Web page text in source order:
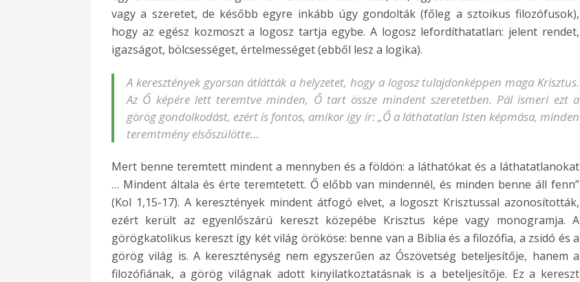
vagy a szeretet, de később egyre inkább úgy gondolták (főleg a sztoikus filozófusok),
hogy az egész kozmoszt a logosz tartja egybe. A logosz lefordíthatatlan: jelent rendet,
igazságot, bölcsességet, értelmességet (ebből lesz a logika).
A keresztények gyorsan átlátták a helyzetet, hogy a logosz tulajdonképpen maga Krisztus.
Az Ő képére lett teremtve minden, Ő tart össze mindent szeretetben. Pál ismeri ezt a
görög gondolkodást, ezért is fontos, amikor így ír: „Ő a láthatatlan Isten képmása, minden
teremtmény elsőszülötte…
Mert benne teremtett mindent a mennyben és a földön: a láthatókat és a láthatatlanokat
… Mindent általa és érte teremtetett. Ő előbb van mindennél, és minden benne áll fenn”
(Kol 1,15-17). A keresztények mindent átfogó elvet, a logoszt Krisztussal azonosították,
ezért került az egyenlőszárú kereszt közepébe Krisztus képe vagy monogramja. A
görögkatolikus kereszt így két világ örököse: benne van a Biblia és a filozófia, a zsidó és a
görög világ is. A kereszténység nem egyszerűen az Ószövetség beteljesítője, hanem a
filozófiának, a görög világnak adott kinyilatkoztatásnak is a beteljesítője. Ez a kereszt